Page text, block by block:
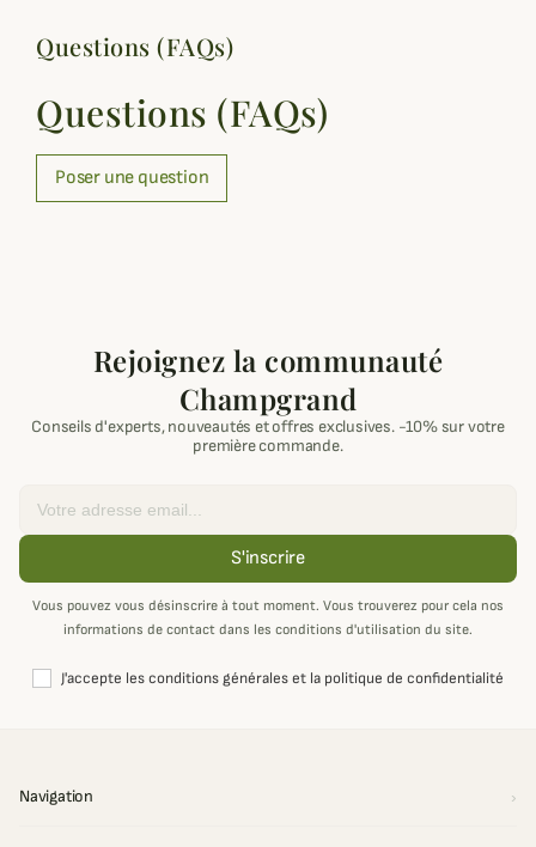
Questions (FAQs)
Questions (FAQs)
Poser une question
Rejoignez la communauté
Champgrand
Conseils d'experts, nouveautés et offres exclusives. -10% sur votre
première commande.
S'inscrire
Vous pouvez vous désinscrire à tout moment. Vous trouverez pour cela nos
informations de contact dans les conditions d'utilisation du site.
J'accepte les conditions générales et la politique de confidentialité
Navigation